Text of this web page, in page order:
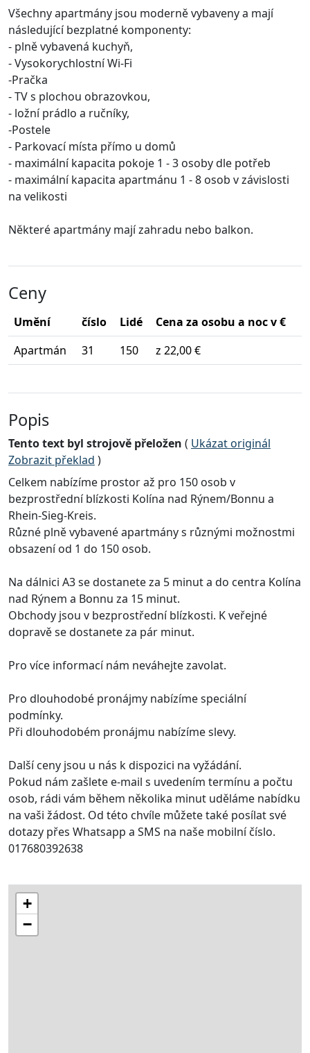
Všechny apartmány jsou moderně vybaveny a mají
následující bezplatné komponenty:
- plně vybavená kuchyň,
- Vysokorychlostní Wi-Fi
-Pračka
- TV s plochou obrazovkou,
- ložní prádlo a ručníky,
-Postele
- Parkovací místa přímo u domů
- maximální kapacita pokoje 1 - 3 osoby dle potřeb
- maximální kapacita apartmánu 1 - 8 osob v závislosti
na velikosti
Některé apartmány mají zahradu nebo balkon.
Ceny
Umění číslo Lidé
Cena za osobu a noc v €
Apartmán
31 150 z 22,00 €
Popis
Tento text byl strojově přeložen ( Ukázat originál
Zobrazit překlad )
Celkem nabízíme prostor až pro 150 osob v
bezprostřední blízkosti Kolína nad Rýnem/Bonnu a
Rhein-Sieg-Kreis.
Různé plně vybavené apartmány s různými možnostmi
obsazení od 1 do 150 osob.
Na dálnici A3 se dostanete za 5 minut a do centra Kolína
nad Rýnem a Bonnu za 15 minut.
Obchody jsou v bezprostřední blízkosti. K veřejné
dopravě se dostanete za pár minut.
Pro více informací nám neváhejte zavolat.
Pro dlouhodobé pronájmy nabízíme speciální
podmínky.
Při dlouhodobém pronájmu nabízíme slevy.
Další ceny jsou u nás k dispozici na vyžádání.
Pokud nám zašlete e-mail s uvedením termínu a počtu
osob, rádi vám během několika minut uděláme nabídku
na vaši žádost. Od této chvíle můžete také posílat své
dotazy přes Whatsapp a SMS na naše mobilní číslo.
017680392638
+
−